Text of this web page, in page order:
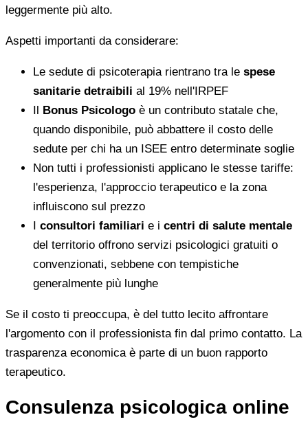
leggermente più alto.
Aspetti importanti da considerare:
Le sedute di psicoterapia rientrano tra le spese
sanitarie detraibili al 19% nell'IRPEF
Il Bonus Psicologo è un contributo statale che,
quando disponibile, può abbattere il costo delle
sedute per chi ha un ISEE entro determinate soglie
Non tutti i professionisti applicano le stesse tariffe:
l'esperienza, l'approccio terapeutico e la zona
influiscono sul prezzo
I consultori familiari e i centri di salute mentale
del territorio offrono servizi psicologici gratuiti o
convenzionati, sebbene con tempistiche
generalmente più lunghe
Se il costo ti preoccupa, è del tutto lecito affrontare
l'argomento con il professionista fin dal primo contatto. La
trasparenza economica è parte di un buon rapporto
terapeutico.
Consulenza psicologica online